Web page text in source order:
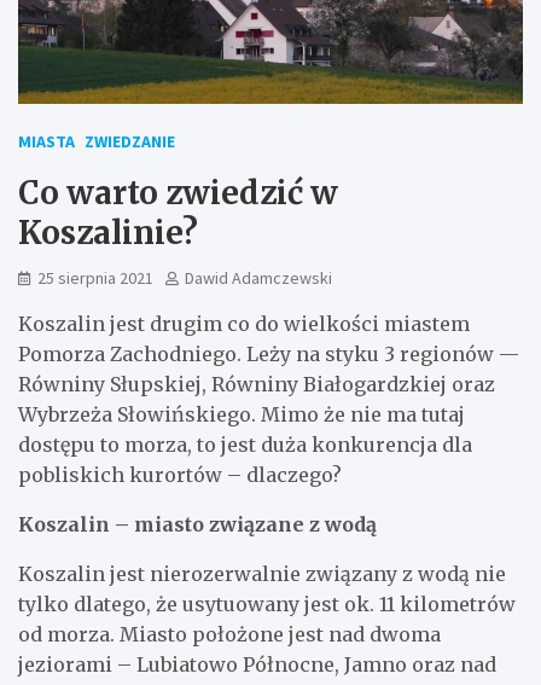
MIASTA ZWIEDZANIE
Co warto zwiedzić w
Koszalinie?
25 sierpnia 2021 Dawid Adamczewski
Koszalin jest drugim co do wielkości miastem
Pomorza Zachodniego. Leży na styku 3 regionów —
Równiny Słupskiej, Równiny Białogardzkiej oraz
Wybrzeża Słowińskiego. Mimo że nie ma tutaj
dostępu to morza, to jest duża konkurencja dla
pobliskich kurortów – dlaczego?
Koszalin – miasto związane z wodą
Koszalin jest nierozerwalnie związany z wodą nie
tylko dlatego, że usytuowany jest ok. 11 kilometrów
od morza. Miasto położone jest nad dwoma
jeziorami – Lubiatowo Północne, Jamno oraz nad